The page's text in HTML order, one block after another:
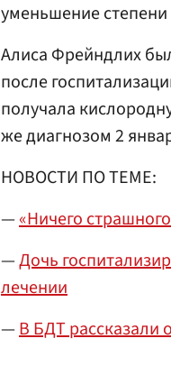
уменьшение
Алиса Фрейндлих
после
получала
же диагнозом 2
НОВОСТИ ПО ТЕМЕ:
—«Ничего
—Дочь
лечении
—В БДТ рассказали